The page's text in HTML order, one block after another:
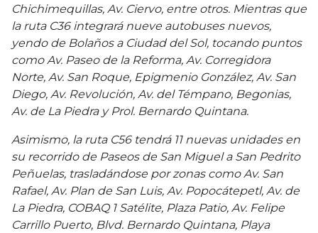
Chichimequillas, Av. Ciervo, entre otros. Mientras que
la ruta C36 integrará nueve autobuses nuevos,
yendo de Bolaños a Ciudad del Sol, tocando puntos
como Av. Paseo de la Reforma, Av. Corregidora
Norte, Av. San Roque, Epigmenio González, Av. San
Diego, Av. Revolución, Av. del Témpano, Begonias,
Av. de La Piedra y Prol. Bernardo Quintana.
Asimismo, la ruta C56 tendrá 11 nuevas unidades en
su recorrido de Paseos de San Miguel a San Pedrito
Peñuelas, trasladándose por zonas como Av. San
Rafael, Av. Plan de San Luis, Av. Popocátepetl, Av. de
La Piedra, COBAQ 1 Satélite, Plaza Patio, Av. Felipe
Carrillo Puerto, Blvd. Bernardo Quintana, Playa